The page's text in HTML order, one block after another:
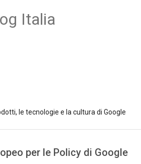
Italia
le tecnologie e la cultura di Google
per le Policy di Google